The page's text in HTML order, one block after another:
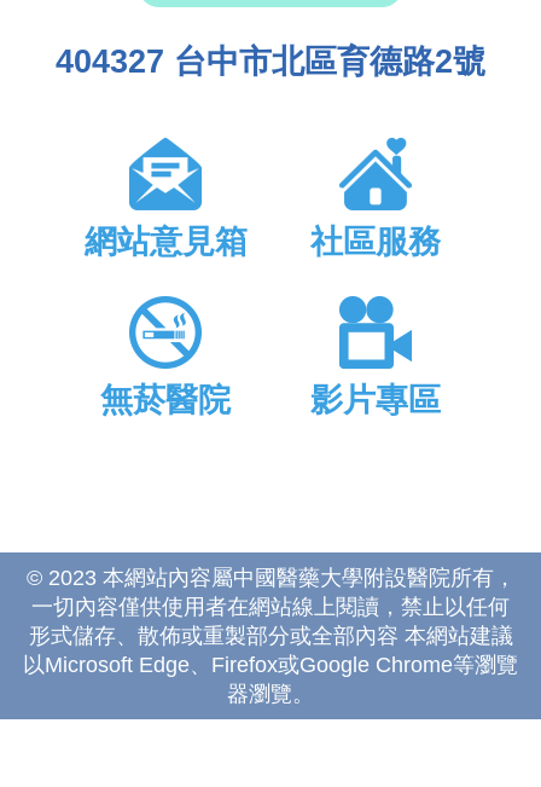
404327 台中市北區育德路2號
網站意見箱 社區服務
無菸醫院 影片專區
© 2023 本網站內容屬中國醫藥大學附設醫院所有，
一切內容僅供使用者在網站線上閱讀，禁止以任何
形式儲存、散佈或重製部分或全部內容 本網站建議
以Microsoft Edge、Firefox或Google Chrome等瀏覽
器瀏覽。